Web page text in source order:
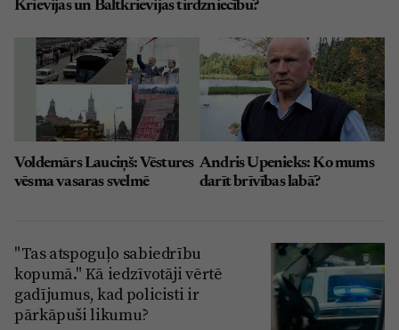
Krievijas un Baltkrievijas tirdzniecību?
Voldemārs Lauciņš: Vēstures
vēsma vasaras svelmē
Andris Upenieks: Ko mums
darīt brīvības labā?
"Tas atspoguļo sabiedrību
kopumā." Kā iedzīvotāji vērtē
gadījumus, kad policisti ir
pārkāpuši likumu?